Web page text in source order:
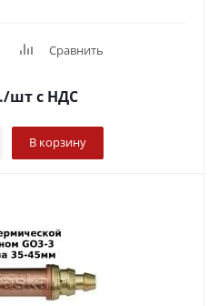
Сравнить
/штс НДС
В корзину